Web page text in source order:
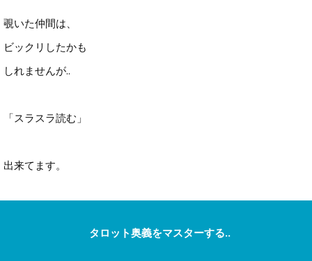
覗いた仲間は、
ビックリしたかも
しれませんが..
「スラスラ読む」
出来てます。
タロット奥義をマスターする..